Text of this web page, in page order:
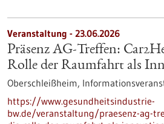
Veranstaltung - 23.06.2026
Präsenz AG-Treffen:
Rolle der Raumfahrt als
Oberschleißheim,
https://www.gesundheitsindustrie-
bw.de/veranstaltung/praesenz-ag-